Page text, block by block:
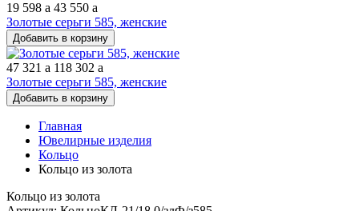
19 598 a 43 550 a
Золотые серьги 585, женские
Добавить в корзину
47 321 a 118 302 a
Золотые серьги 585, женские
Добавить в корзину
Главная
Ювелирные изделия
Кольцо
Кольцо из золота
Кольцо из золота